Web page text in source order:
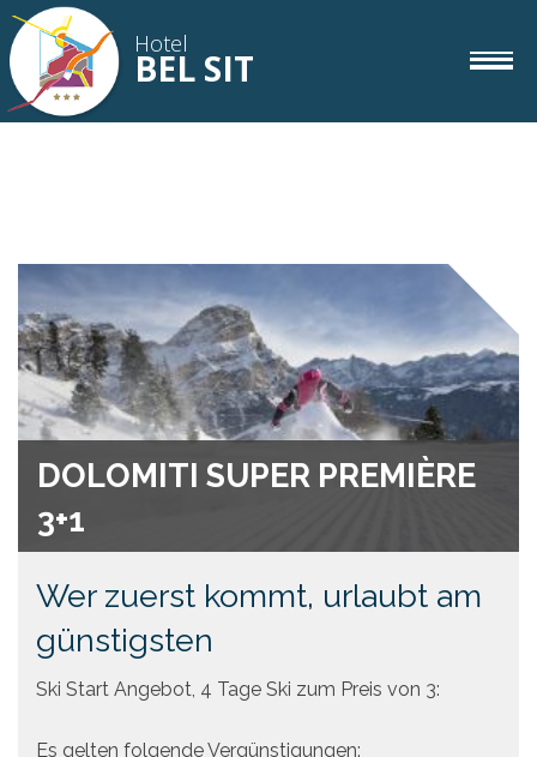
Hotel
BEL SIT
Gourmet
Wellness
Angebote
Preise
DOLOMITI SUPER PREMIÈRE
3+1
Wer zuerst kommt, urlaubt am
günstigsten
Ski Start Angebot, 4 Tage Ski zum Preis von 3:
Es gelten folgende Vergünstigungen: